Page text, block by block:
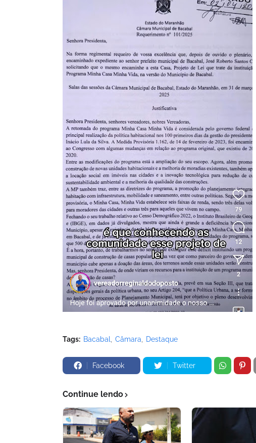
Tags: Bacabal Câmara Destaque
Facebook Twitter
Continue lendo